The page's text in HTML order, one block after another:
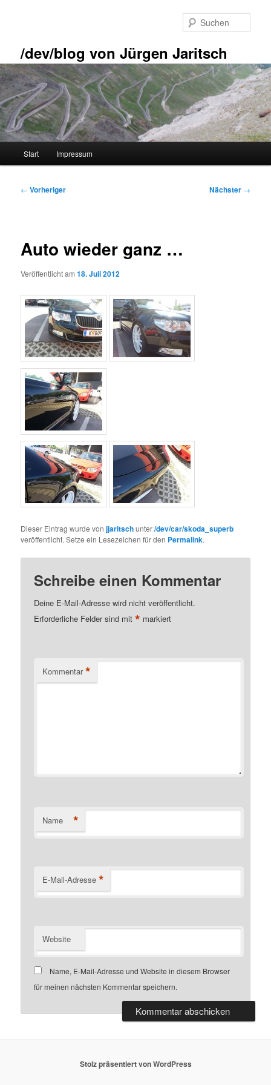
/dev/blog von Jürgen Jaritsch
Start Impressum
Beitragsnavigation
← Vorheriger Nächster →
Auto wieder ganz …
Veröffentlicht am18. Juli 2012
Dieser Eintrag wurde vonjjaritschunter/dev/car/skoda_superb
veröffentlicht. Setze ein Lesezeichen für den Permalink.
Schreibe einen Kommentar
Deine E-Mail-Adresse wird nicht veröffentlicht.
Erforderliche Felder sind mit* markiert
Kommentar *
Name *
E-Mail-Adresse *
Website
Name, E-Mail-Adresse und Website in diesem Browser
für meinen nächsten Kommentar speichern.
Stolz präsentiert von WordPress